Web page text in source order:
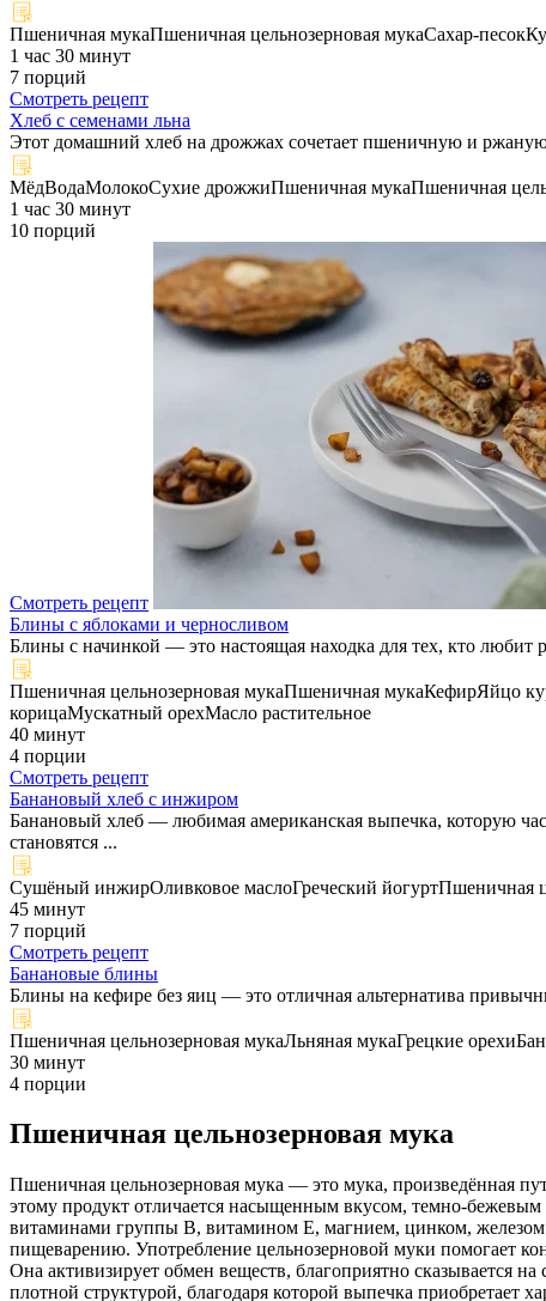
Пшеничная мукаПшеничная цельнозерновая мукаСахар-песок
1 час 30 минут
7 порций
Смотреть рецепт
Хлеб с семенами льна
Этот домашний хлеб на дрожжах сочетает пшеничную и
МёдВодаМолокоСухие дрожжиПшеничная мукаПшеничная
1 час 30 минут
10 порций
Смотреть рецепт
Блины с яблоками и черносливом
Блины с начинкой — это настоящая находка для тех, кто
Пшеничная цельнозерновая мукаПшеничная мукаКефирЯйцо
корицаМускатный орехМасло растительное
40 минут
4 порции
Смотреть рецепт
Банановый хлеб с инжиром
Банановый хлеб — любимая американская выпечка, которую
становятся ...
Сушёный инжирОливковое маслоГреческий йогуртПшеничная
45 минут
7 порций
Смотреть рецепт
Банановые блины
Блины на кефире без яиц — это отличная альтернатива
Пшеничная цельнозерновая мукаЛьняная мукаГрецкие орехи
30 минут
4 порции
Пшеничная цельнозерновая мука
Пшеничная цельнозерновая мука — это мука, произведённая
этому продукт отличается насыщенным вкусом, темно-
витаминами группы B, витамином E, магнием, цинком, железом
пищеварению. Употребление цельнозерновой муки помогает
Она активизирует обмен веществ, благоприятно сказывается
плотной структурой, благодаря которой выпечка